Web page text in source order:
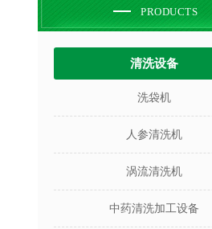
PRODUCTS
清洗设备
洗袋机
人参清洗机
涡流清洗机
中药清洗加工设备